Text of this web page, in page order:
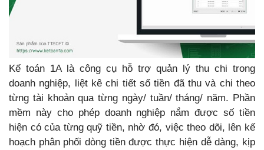
Kế toán 1A là công cụ hỗ trợ quản lý thu chi trong
doanh nghiệp, liệt kê chi tiết số tiền đã thu và chi theo
từng tài khoản qua từng ngày/ tuần/ tháng/ năm. Phần
mềm này cho phép doanh nghiệp nắm được số tiền
hiện có của từng quỹ tiền, nhờ đó, việc theo dõi, lên kế
hoạch phân phối dòng tiền được thực hiện dễ dàng, kịp